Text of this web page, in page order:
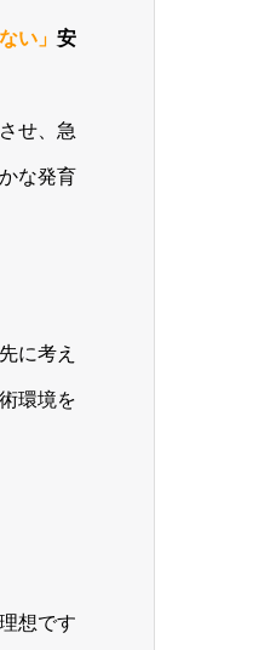
い」 安
せ、急
な発育
に考え
環境を
想です